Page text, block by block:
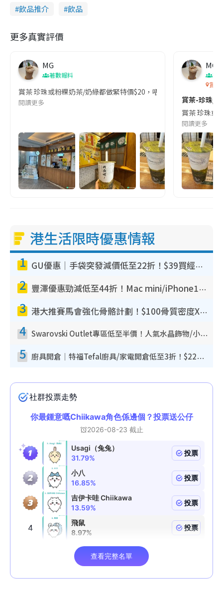
飲品推介 飲品
更多真實評價
MG
著數報料
賞茶 珍珠或粉粿奶茶/奶綠都做緊特價$20，唔好錯過呢個限時優
閱讀更多
MG
著
賞茶
賞茶-珍珠/
賞茶 珍珠或
閱讀更多
港生活限時優惠情報
1 GU優惠｜手袋突發減價低至22折！$39買經典波士頓包/餃子袋！飾物同步減價$29起！
2 豐澤優惠勁減低至44折！Mac mini/iPhone17Pro大減價！廚房家電$220起
3 港大推賽馬會強化骨骼計劃！$100骨質密度X光檢查 完成免費運動訓練送超市禮券！附參加資格
4 Swarovski Outlet專區低至半價！人氣水晶飾物/小擺設$138起！迪士尼款/水晶高跟鞋都有平
5 廚具開倉｜特福Tefal廚具/家電開倉低至3折！$220起買平底鍋/炒鑊/湯煲！電飯煲/吸塵機/燙斗$418起